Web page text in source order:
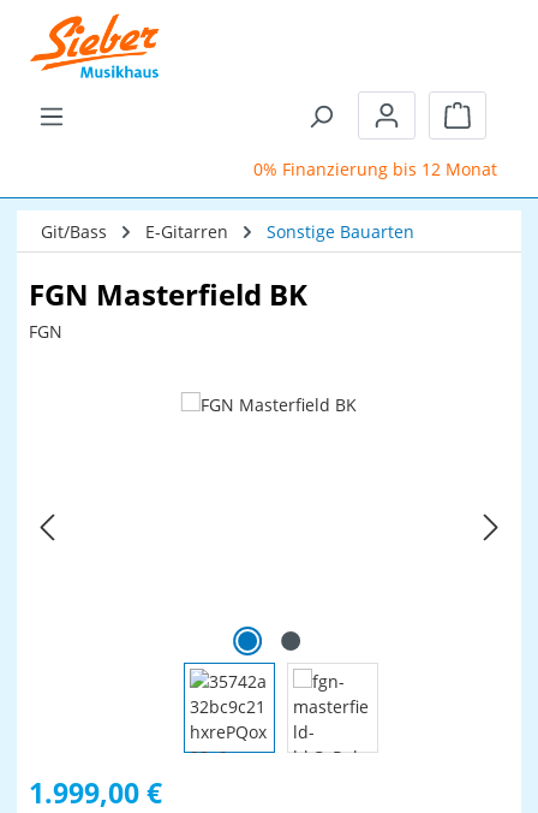
Zum Hauptinhalt springen
0% Finanzierung bis 12 Monate
Git/Bass E-Gitarren Sonstige Bauarten
FGN Masterfield BK
FGN
Bildergalerie überspringen
Regulärer Preis:
1.999,00 €